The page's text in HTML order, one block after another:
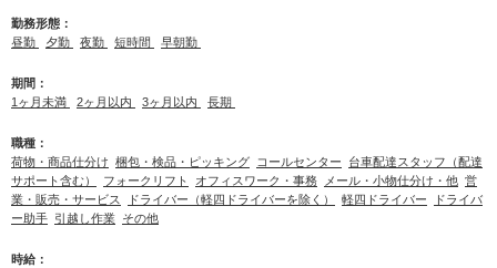
勤務形態：
昼勤
夕勤 夜勤 短時間 早朝勤
期間：
1ヶ月未満
2ヶ月以内 3ヶ月以内 長期
職種：
荷物・商品仕分け 梱包・検品・ピッキング コールセンター
台車配達スタッフ（配達
サポート含む）
フォークリフト オフィスワーク・事務 メール・小物仕分け・他 営
業・販売・サービス
ドライバー（軽四ドライバーを除く） 軽四ドライバー
ドライバ
ー助手 引越し作業 その他
時給：